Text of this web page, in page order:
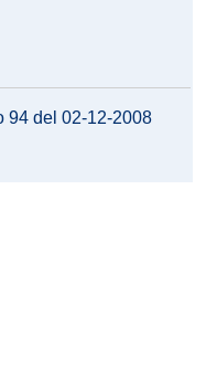
94 del 02-12-2008